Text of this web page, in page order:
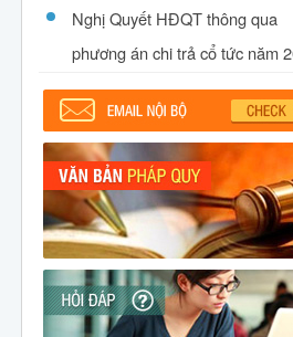
Nghị Quyết HĐQT thông qua
phương án chi trả cổ tức năm